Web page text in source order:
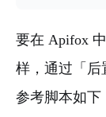
要在 Apifox
样，通过「后
参考脚本如下